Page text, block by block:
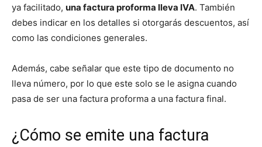
ya facilitado, una factura proforma lleva IVA. También
debes indicar en los detalles si otorgarás descuentos, así
como las condiciones generales.
Además, cabe señalar que este tipo de documento no
lleva número, por lo que este solo se le asigna cuando
pasa de ser una factura proforma a una factura final.
¿Cómo se emite una factura